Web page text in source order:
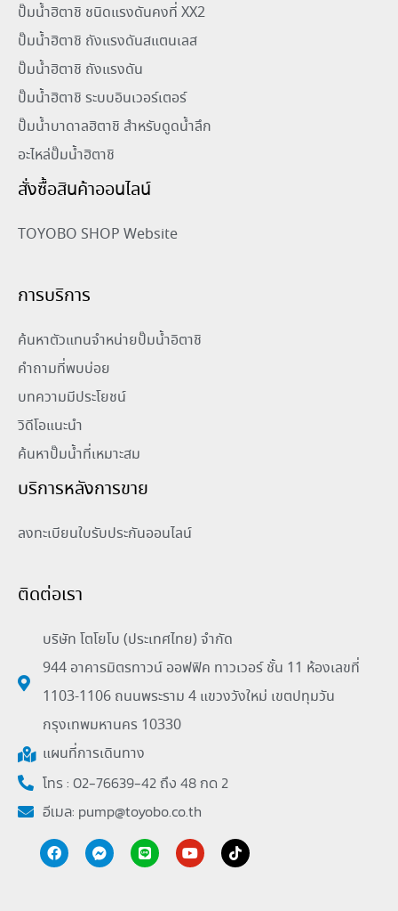
ปั๊มน้ำฮิตาชิ ชนิดแรงดันคงที่ XX2
ปั๊มน้ำฮิตาชิ ถังแรงดันสแตนเลส
ปั๊มน้ำฮิตาชิ ถังแรงดัน
ปั๊มน้ำฮิตาชิ ระบบอินเวอร์เตอร์
ปั๊มน้ำบาดาลฮิตาชิ สำหรับดูดน้ำลึก
อะไหล่ปั๊มน้ำฮิตาชิ
สั่งซื้อสินค้าออนไลน์
TOYOBO SHOP Website
การบริการ
ค้นหาตัวแทนจำหน่ายปั๊มน้ำอิตาชิ
คำถามที่พบบ่อย
บทความมีประโยชน์
วิดีโอแนะนำ
ค้นหาปั๊มน้ำที่เหมาะสม
บริการหลังการขาย
ลงทะเบียนใบรับประกันออนไลน์
ติดต่อเรา
บริษัท โตโยโบ (ประเทศไทย) จำกัด
944 อาคารมิตรทาวน์ ออฟฟิค ทาวเวอร์ ชั้น 11 ห้องเลขที่
1103-1106 ถนนพระราม 4 แขวงวังใหม่ เขตปทุมวัน
กรุงเทพมหานคร 10330
แผนที่การเดินทาง
โทร : 02-76639-42 ถึง 48 กด 2
อีเมล: pump@toyobo.co.th